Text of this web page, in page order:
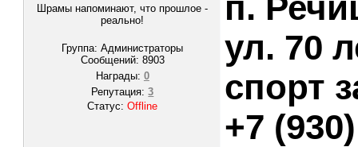
Шрамы напоминают, что прошлое -
реально!
Группа: Администраторы
Сообщений: 8903
Награды: 0
Репутация:3
Статус:Offline
ул. 70
спорт
+7